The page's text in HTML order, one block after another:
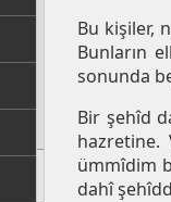
Bu kişiler,
Bunların
sonunda
Bir şehîd
hazretine.
ümmîdim
dahî